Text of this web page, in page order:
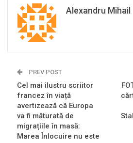
Alexandru Mihail
PREV POST
Cel mai ilustru scriitor
francez în viață
avertizează că Europa
va fi măturată de
migrațiile în masă:
Marea Înlocuire nu este